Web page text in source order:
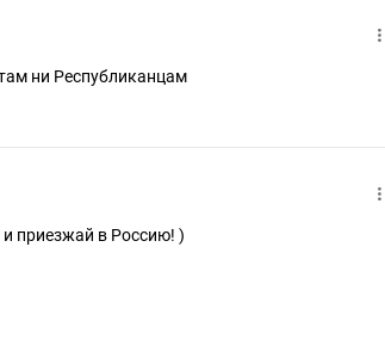
ни Республиканцам
приезжай в Россию! )